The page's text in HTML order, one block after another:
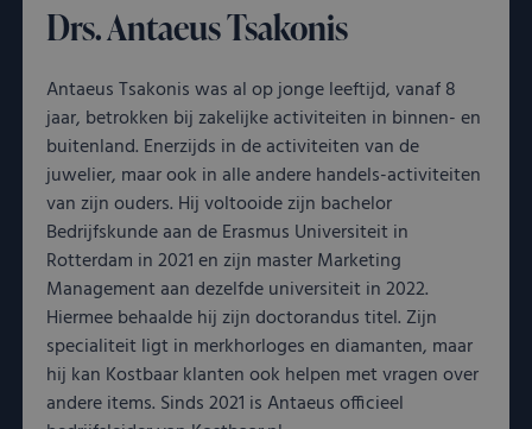
Drs. Antaeus Tsakonis
Antaeus Tsakonis was al op jonge leeftijd, vanaf 8
jaar, betrokken bij zakelijke activiteiten in binnen- en
buitenland. Enerzijds in de activiteiten van de
juwelier, maar ook in alle andere handels-activiteiten
van zijn ouders. Hij voltooide zijn bachelor
Bedrijfskunde aan de Erasmus Universiteit in
Rotterdam in 2021 en zijn master Marketing
Management aan dezelfde universiteit in 2022.
Hiermee behaalde hij zijn doctorandus titel. Zijn
specialiteit ligt in merkhorloges en diamanten, maar
hij kan Kostbaar klanten ook helpen met vragen over
andere items. Sinds 2021 is Antaeus officieel